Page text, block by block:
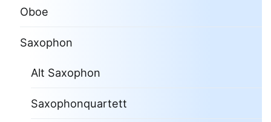
Oboe
Saxophon
Alt Saxophon
Saxophonquartett